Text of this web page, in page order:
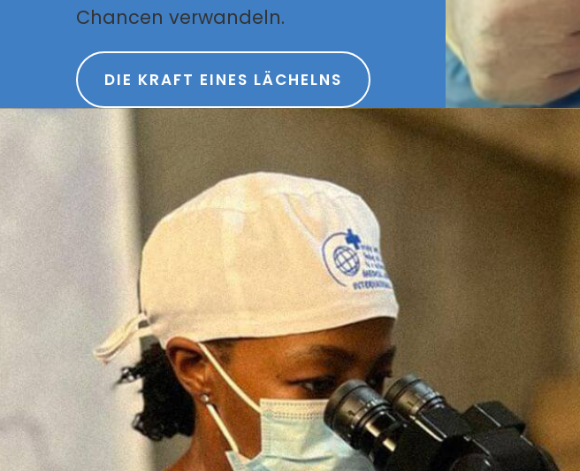
Chancen verwandeln.
DIE KRAFT EINES LÄCHELNS